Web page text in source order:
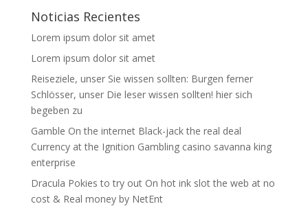
Noticias Recientes
Lorem ipsum dolor sit amet
Lorem ipsum dolor sit amet
Reiseziele, unser Sie wissen sollten: Burgen ferner
Schlösser, unser Die leser wissen sollten! hier sich
begeben zu
Gamble On the internet Black-jack the real deal
Currency at the Ignition Gambling casino savanna king
enterprise
Dracula Pokies to try out On hot ink slot the web at no
cost & Real money by NetEnt